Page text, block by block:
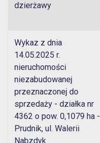
dzierżawy
Wykaz z dnia
14.05.2025 r.
nieruchomości
niezabudowanej
przeznaczonej do
sprzedaży - działka nr
4362 o pow. 0,1079 ha -
Prudnik, ul. Walerii
Nabzdyk